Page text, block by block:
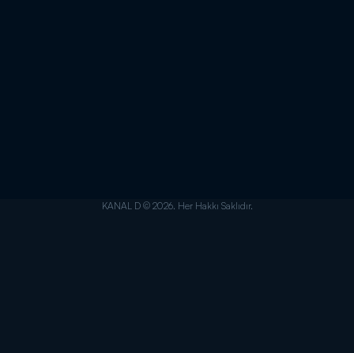
KANAL D © 2026. Her Hakkı Saklıdır.